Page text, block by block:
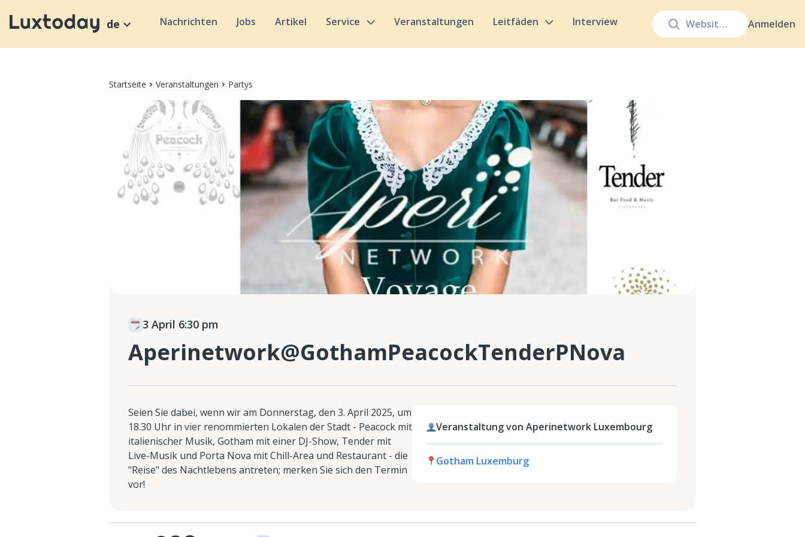
Anmelden
de Nachrichten Jobs Artikel Service Veranstaltungen Leitfäden Interview
Startseite Veranstaltungen Partys
3 April 6:30 pm
Aperinetwork@GothamPeacockTenderPNova
Seien Sie dabei, wenn wir am Donnerstag, den 3. April 2025, um
18.30 Uhr in vier renommierten Lokalen der Stadt - Peacock mit
italienischer Musik, Gotham mit einer DJ-Show, Tender mit
Live-Musik und Porta Nova mit Chill-Area und Restaurant - die
"Reise" des Nachtlebens antreten; merken Sie sich den Termin
vor!
Veranstaltung von Aperinetwork Luxembourg
Gotham Luxemburg